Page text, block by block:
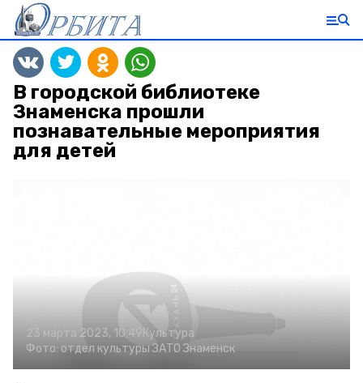
В городской библиотеке
Знаменска прошли
познавательные мероприятия
для детей
23 марта 2023, 10:49Культура
Фото: отдел культуры ЗАТО Знаменск